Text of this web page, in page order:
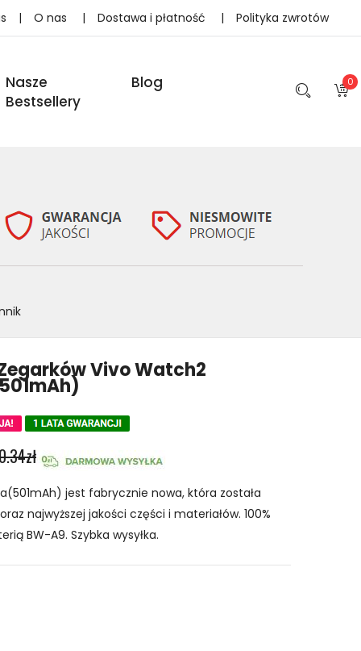
| O nas | Dostawa i płatność | Polityka zwrotów
Nasze
Bestsellery
Blog 0
Vivo Watch2
jest fabrycznie nowa, która została
najwyższej jakości części i materiałów. 100%
BW-A9. Szybka wysyłka.